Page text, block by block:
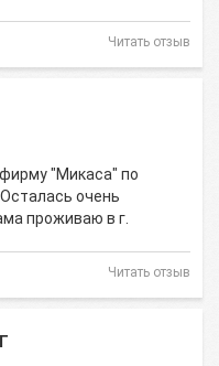
Читать отзыв
"Микаса" по
очень
проживаю в г.
Читать отзыв